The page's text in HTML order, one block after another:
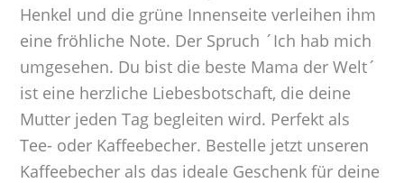
Henkel und die grüne Innenseite verleihen ihm
eine fröhliche Note. Der Spruch ´Ich hab mich
umgesehen. Du bist die beste Mama der Welt´
ist eine herzliche Liebesbotschaft, die deine
Mutter jeden Tag begleiten wird. Perfekt als
Tee- oder Kaffeebecher. Bestelle jetzt unseren
Kaffeebecher als das ideale Geschenk für deine